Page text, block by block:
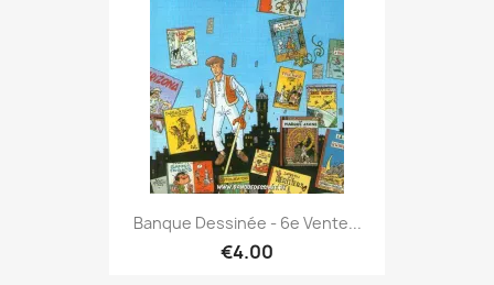
Banque Dessinée - 6e Vente...
€4.00